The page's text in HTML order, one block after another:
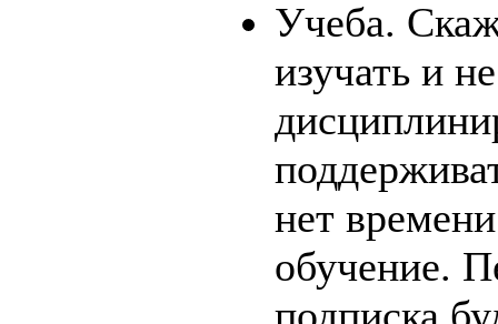
Учеба.
изучать и
нет
обучение.
подписка